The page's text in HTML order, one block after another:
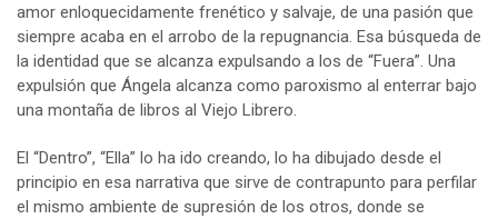
amor enloquecidamente frenético y salvaje, de una pasión que
siempre acaba en el arrobo de la repugnancia. Esa búsqueda de
la identidad que se alcanza expulsando a los de “Fuera”. Una
expulsión que Ángela alcanza como paroxismo al enterrar bajo
una montaña de libros al Viejo Librero.
El “Dentro”, “Ella” lo ha ido creando, lo ha dibujado desde el
principio en esa narrativa que sirve de contrapunto para perfilar
el mismo ambiente de supresión de los otros, donde se